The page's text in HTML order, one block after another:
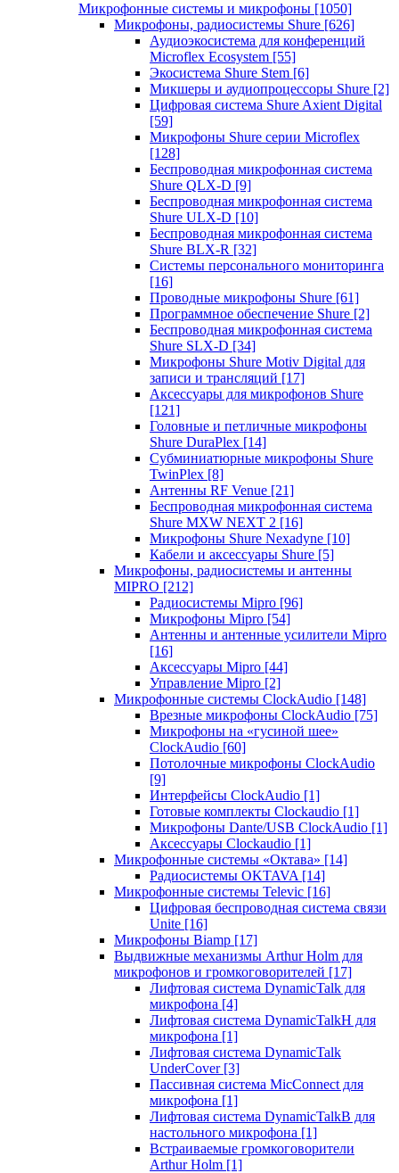
Микрофонные системы и микрофоны [1050]
Микрофоны, радиосистемы Shure [626]
Аудиоэкосистема для конференций
Microflex Ecosystem [55]
Экосистема Shure Stem [6]
Микшеры и аудиопроцессоры Shure [2]
Цифровая система Shure Axient Digital
[59]
Микрофоны Shure серии Microflex
[128]
Беспроводная микрофонная система
Shure QLX-D [9]
Беспроводная микрофонная система
Shure ULX-D [10]
Беспроводная микрофонная система
Shure BLX-R [32]
Системы персонального мониторинга
[16]
Проводные микрофоны Shure [61]
Программное обеспечение Shure [2]
Беспроводная микрофонная система
Shure SLX-D [34]
Микрофоны Shure Motiv Digital для
записи и трансляций [17]
Аксессуары для микрофонов Shure
[121]
Головные и петличные микрофоны
Shure DuraPlex [14]
Субминиатюрные микрофоны Shure
TwinPlex [8]
Антенны RF Venue [21]
Беспроводная микрофонная система
Shure MXW NEXT 2 [16]
Микрофоны Shure Nexadyne [10]
Кабели и аксессуары Shure [5]
Микрофоны, радиосистемы и антенны
MIPRO [212]
Радиосистемы Mipro [96]
Микрофоны Mipro [54]
Антенны и антенные усилители Mipro
[16]
Аксессуары Mipro [44]
Управление Mipro [2]
Микрофонные системы ClockAudio [148]
Врезные микрофоны ClockAudio [75]
Микрофоны на «гусиной шее»
ClockAudio [60]
Потолочные микрофоны ClockAudio
[9]
Интерфейсы ClockAudio [1]
Готовые комплекты Clockaudio [1]
Микрофоны Dante/USB ClockAudio [1]
Аксессуары Clockaudio [1]
Микрофонные системы «Октава» [14]
Радиосистемы OKTAVA [14]
Микрофонные системы Televic [16]
Цифровая беспроводная система связи
Unite [16]
Микрофоны Biamp [17]
Выдвижные механизмы Arthur Holm для
микрофонов и громкоговорителей [17]
Лифтовая система DynamicTalk для
микрофона [4]
Лифтовая система DynamicTalkH для
микрофона [1]
Лифтовая система DynamicTalk
UnderCover [3]
Пассивная система MicConnect для
микрофона [1]
Лифтовая система DynamicTalkB для
настольного микрофона [1]
Встраиваемые громкоговорители
Arthur Holm [1]